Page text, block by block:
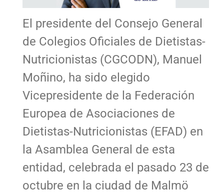
El presidente del Consejo General
de Colegios Oficiales de Dietistas-
Nutricionistas (CGCODN), Manuel
Moñino, ha sido elegido
Vicepresidente de la Federación
Europea de Asociaciones de
Dietistas-Nutricionistas (EFAD) en
la Asamblea General de esta
entidad, celebrada el pasado 23 de
octubre en la ciudad de Malmö